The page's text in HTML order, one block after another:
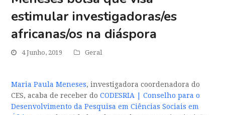
estimular investigadoras/es
africanas/os na diáspora
4 Junho, 2019 Geral
Maria Paula Meneses, investigadora coordenadora do
CES, acaba de receber doCODESRIA | Conselho para o
Desenvolvimento da Pesquisa em Ciências Sociais em